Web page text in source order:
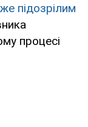
підозрілим
процесі